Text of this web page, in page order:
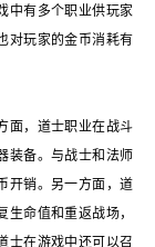
中有多个职业供玩家
对玩家的金币消耗有
面，道士职业在战斗
装备。与战士和法师
开销。另一方面，道
命值和重返战场，
士在游戏中还可以召